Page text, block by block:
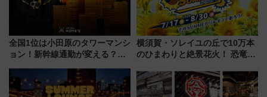
全国1位は小田原のタワーマンシ
ョン！新幹線通勤が変える？
【新築マンション人気ランキン
グ】
横須賀・ソレイユの丘で10万本
のひまわりと絶景花火！ 恐竜や
帰りお出かけ最新情報（2026年
7月17日～開催）